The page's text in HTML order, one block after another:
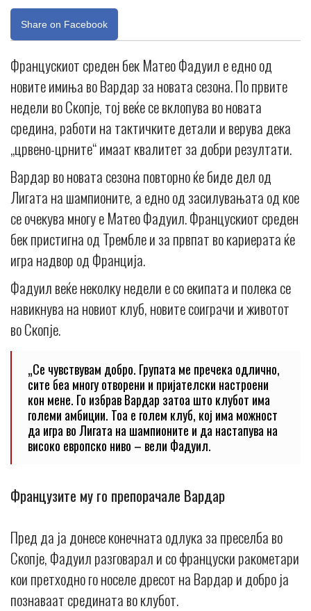
Share on Facebook
Францускиот среден бек Матео Фадуил е едно од
новите имиња во Вардар за новата сезона. По првите
недели во Скопје, тој веќе се вклопува во новата
средина, работи на тактичките детали и верува дека
„црвено-црните“ имаат квалитет за добри резултати.
Вардар во новата сезона повторно ќе биде дел од
Лигата на шампионите, а едно од засилувањата од кое
се очекува многу е Матео Фадуил. Францускиот среден
бек пристигна од Трембле и за првпат во кариерата ќе
игра надвор од Франција.
Фадуил веќе неколку недели е со екипата и полека се
навикнува на новиот клуб, новите соиграчи и животот
во Скопје.
„Се чувствувам добро. Групата ме пречека одлично,
сите беа многу отворени и пријателски настроени
кон мене. Го избрав Вардар затоа што клубот има
големи амбиции. Тоа е голем клуб, кој има можност
да игра во Лигата на шампионите и да настапува на
високо европско ниво – вели Фадуил.
Французите му го препорачале Вардар
Пред да ја донесе конечната одлука за преселба во
Скопје, Фадуил разговарал и со француски ракометари
кои претходно го носеле дресот на Вардар и добро ја
познаваат средината во клубот.